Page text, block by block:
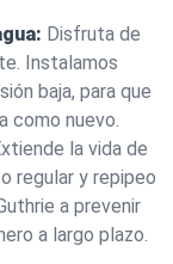
Disfruta de
Instalamos
baja, para que
como nuevo.
la vida de
regular y repipeo
a prevenir
a largo plazo.